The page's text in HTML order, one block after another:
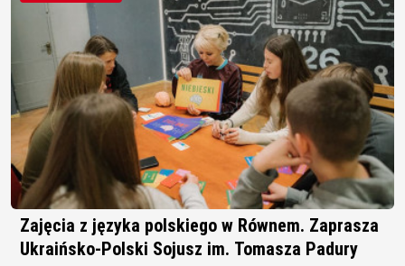
Zajęcia z języka polskiego w Równem. Zaprasza
Ukraińsko-Polski Sojusz im. Tomasza Padury